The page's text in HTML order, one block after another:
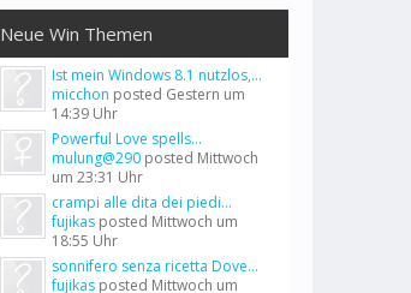
Neue Win Themen
Ist mein Windows 8.1 nutzlos,...
micchon posted Gestern um
14:39 Uhr
Powerful Love spells...
mulung@290 posted Mittwoch
um 23:31 Uhr
crampi alle dita dei piedi...
fujikas posted Mittwoch um
18:55 Uhr
sonnifero senza ricetta Dove...
fujikas posted Mittwoch um